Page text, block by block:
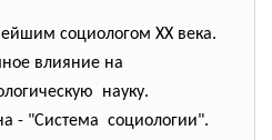
социологом ХХ века.
влияние на
науку.
- "Система социологии".